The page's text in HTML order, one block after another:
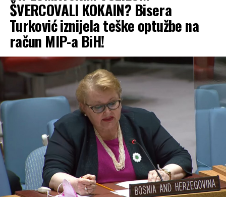
ŠVERCOVALI KOKAIN? Bisera
Turković iznijela teške optužbe na
račun MIP-a BiH!